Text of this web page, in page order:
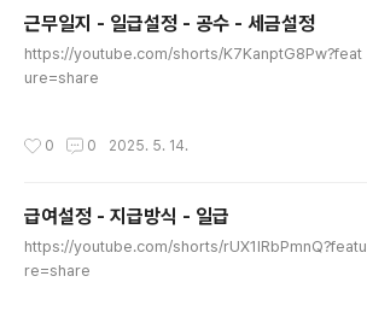
근무일지 - 일급설정 - 공수 - 세금설정
https://youtube.com/shorts/K7KanptG8Pw?feat
ure=share
0 0 2025. 5. 14.
급여설정 - 지급방식 - 일급
https://youtube.com/shorts/rUX1IRbPmnQ?featu
re=share